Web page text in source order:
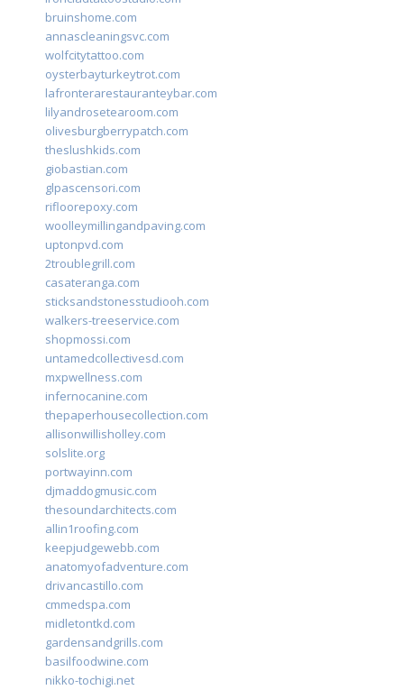
bruinshome.com
annascleaningsvc.com
wolfcitytattoo.com
oysterbayturkeytrot.com
lafronterarestauranteybar.com
lilyandrosetearoom.com
olivesburgberrypatch.com
theslushkids.com
giobastian.com
glpascensori.com
rifloorepoxy.com
woolleymillingandpaving.com
uptonpvd.com
2troublegrill.com
casateranga.com
sticksandstonesstudiooh.com
walkers-treeservice.com
shopmossi.com
untamedcollectivesd.com
mxpwellness.com
infernocanine.com
thepaperhousecollection.com
allisonwillisholley.com
solslite.org
portwayinn.com
djmaddogmusic.com
thesoundarchitects.com
allin1roofing.com
keepjudgewebb.com
anatomyofadventure.com
drivancastillo.com
cmmedspa.com
midletontkd.com
gardensandgrills.com
basilfoodwine.com
nikko-tochigi.net